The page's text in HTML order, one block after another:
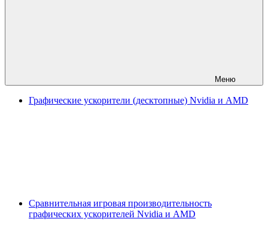
Меню
Графические ускорители (десктопные) Nvidia и AMD
Сравнительная игровая производительность
графических ускорителей Nvidia и AMD